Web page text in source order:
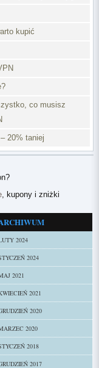
kupić
co musisz
20% taniej
, kupony i zniżki
2024
2024
2021
2021
2020
2020
2018
2017